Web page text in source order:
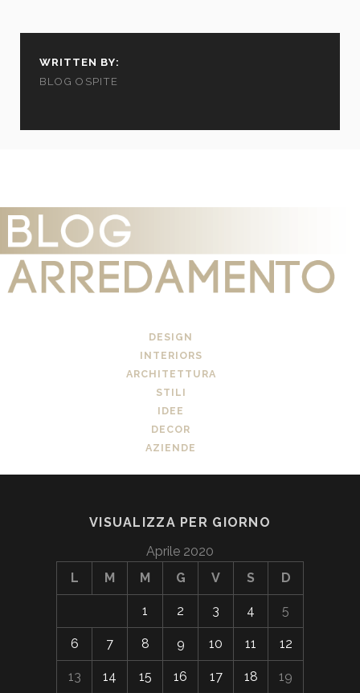
WRITTEN BY:
BLOG OSPITE
DESIGN
INTERIORS
ARCHITETTURA
STILI
IDEE
DECOR
AZIENDE
VISUALIZZA PER GIORNO
Aprile 2020
L
M M G V S D
1 2 3 4 5
6 7 8 9 10 11 12
13 14 15 16 17 18 19